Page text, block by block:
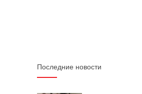
Последние новости